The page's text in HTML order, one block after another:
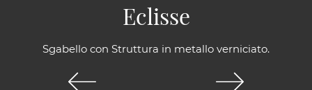
Sgabello con Struttura in metallo verniciato.
Eclisse